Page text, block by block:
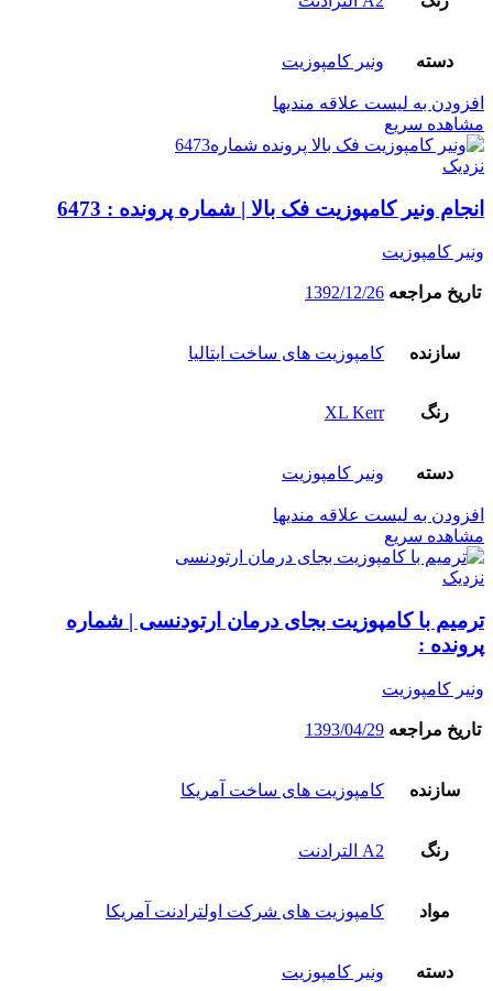
دسته ونیر کامپوزیت
افزودن به لیست علاقه مندیها
مشاهده سریع
نزدیک
انجام ونیر کامپوزیت فک بالا | شماره پرونده : 6473
ونیر کامپوزیت
تاریخ مراجعه 1392/12/26
سازنده کامپوزیت های ساخت ایتالیا
رنگ XL Kerr
دسته ونیر کامپوزیت
افزودن به لیست علاقه مندیها
مشاهده سریع
نزدیک
ترمیم با کامپوزیت بجای درمان ارتودنسی | شماره
پرونده :
ونیر کامپوزیت
تاریخ مراجعه 1393/04/29
سازنده کامپوزیت های ساخت آمریکا
رنگ A2 الترادنت
مواد کامپوزیت های شرکت اولترادنت آمریکا
دسته ونیر کامپوزیت